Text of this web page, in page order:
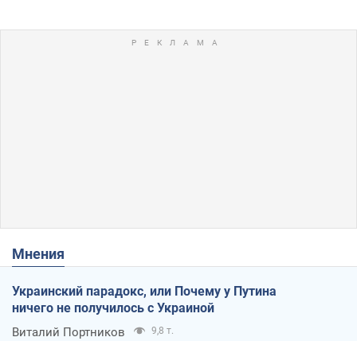
Мнения
Украинский парадокс, или Почему у Путина
ничего не получилось с Украиной
Виталий Портников 9,8 т.